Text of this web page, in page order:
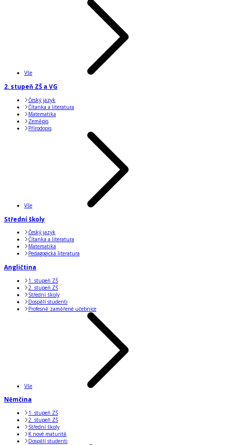
Vše
2. stupeň ZŠ a VG
Český jazyk
Čítanka a literatura
Matematika
Zeměpis
Přírodopis
Vše
Střední školy
Český jazyk
Čítanka a literatura
Matematika
Pedagogická literatura
Angličtina
1. stupeň ZŠ
2. stupeň ZŠ
Střední školy
Dospělí studenti
Profesně zaměřené učebnice
Vše
Němčina
1. stupeň ZŠ
2. stupeň ZŠ
Střední školy
K nové maturitě
Dospělí studenti